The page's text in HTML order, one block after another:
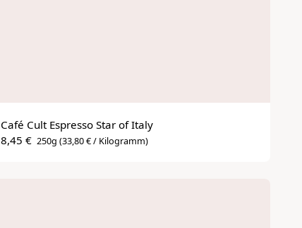
Café Cult Espresso Star of Italy
8,45 € 250g (33,80 € / Kilogramm)